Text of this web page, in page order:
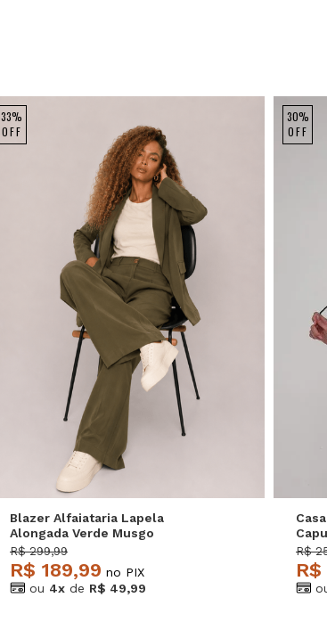
33%
OFF
M GG
Blazer Alfaiataria Lapela
Alongada Verde Musgo
Salvatore
R$ 299,99
R$ 189,99 no PIX
ou 4x de R$ 49,99
30%
OFF
R$
R$